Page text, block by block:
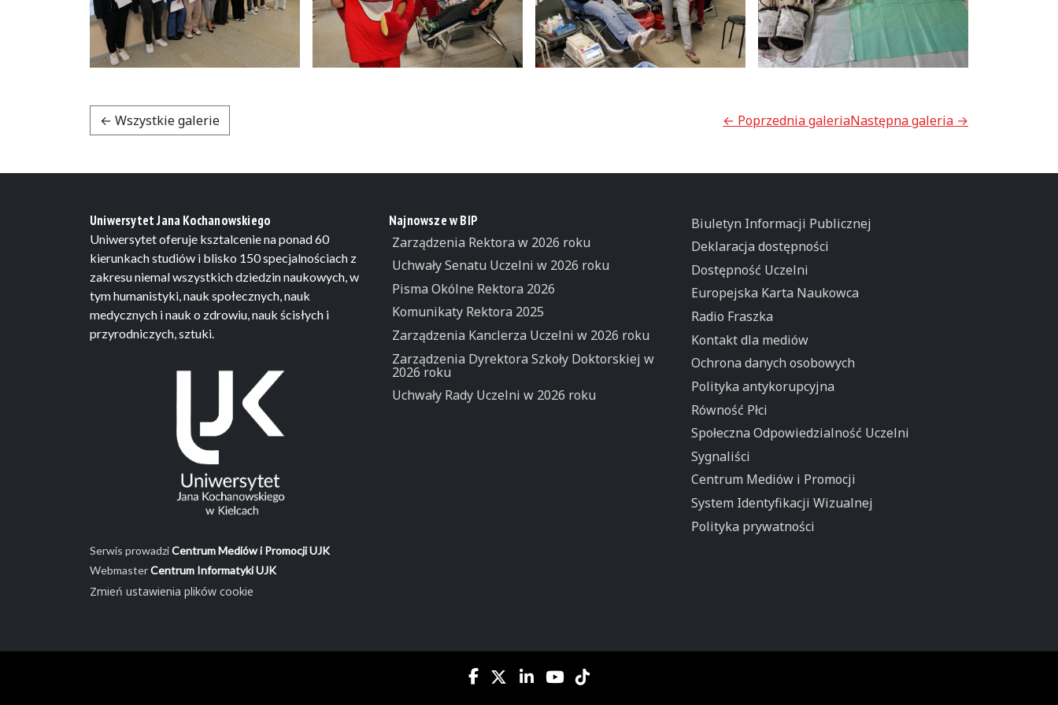
← Wszystkie galerie ← Poprzednia galeriaNastępna galeria →
Uniwersytet Jana Kochanowskiego
Uniwersytet oferuje ksztalcenie na ponad 60
kierunkach studiów i blisko 150 specjalnościach z
zakresu niemal wszystkich dziedzin naukowych, w
tym humanistyki, nauk społecznych, nauk
medycznych i nauk o zdrowiu, nauk ścisłych i
przyrodniczych, sztuki.
Serwis prowadziCentrum Mediów i Promocji UJK
WebmasterCentrum Informatyki UJK
Zmień ustawienia plików cookie
Najnowsze w BIP
Zarządzenia Rektora w 2026 roku
Uchwały Senatu Uczelni w 2026 roku
Pisma Okólne Rektora 2026
Komunikaty Rektora 2025
Zarządzenia Kanclerza Uczelni w 2026 roku
Zarządzenia Dyrektora Szkoły Doktorskiej w
2026 roku
Uchwały Rady Uczelni w 2026 roku
Biuletyn Informacji Publicznej
Deklaracja dostępności
Dostępność Uczelni
Europejska Karta Naukowca
Radio Fraszka
Kontakt dla mediów
Ochrona danych osobowych
Polityka antykorupcyjna
Równość Płci
Społeczna Odpowiedzialność Uczelni
Sygnaliści
Centrum Mediów i Promocji
System Identyfikacji Wizualnej
Polityka prywatności